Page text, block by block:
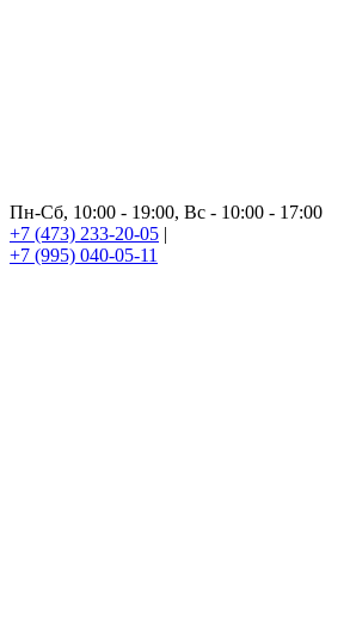
Пн-Сб, 10:00 - 19:00, Вс - 10:00 - 17:00
+7 (473) 233-20-05 |
+7 (995) 040-05-11